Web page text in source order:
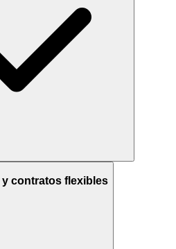
y contratos flexibles